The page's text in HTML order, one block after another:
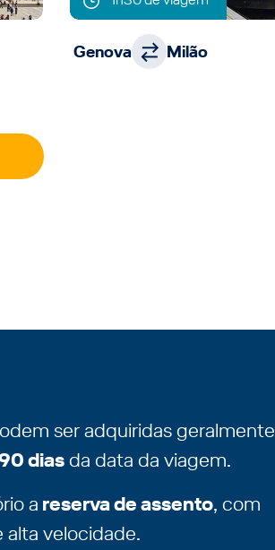
Genova Milão
ser adquiridas geralmente
diasda data da viagem.
a reserva de assento, com
velocidade.